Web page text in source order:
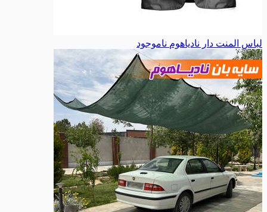
لباس المنت دار نادیاهوم ناموجود